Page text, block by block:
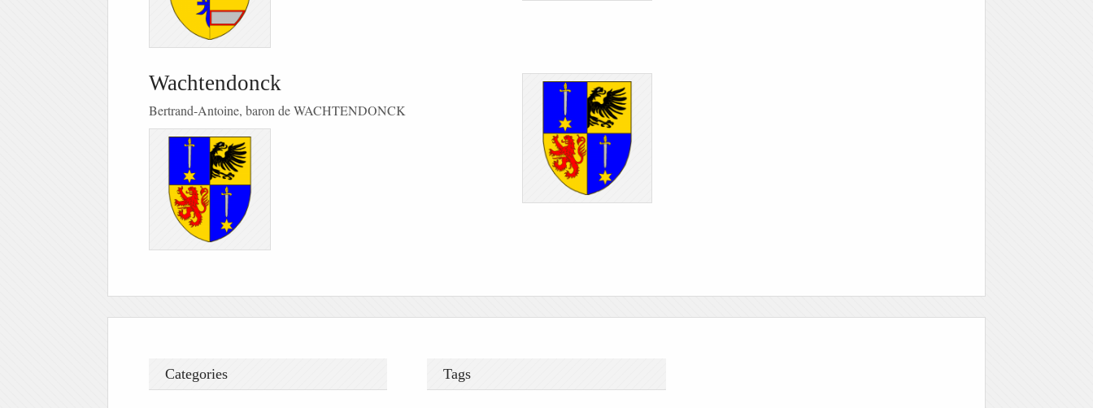
Wachtendonck
Bertrand-Antoine, baron de WACHTENDONCK
Categories Tags